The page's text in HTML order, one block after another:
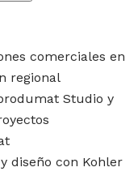
comerciales en
regional
Studio y
diseño con Kohler